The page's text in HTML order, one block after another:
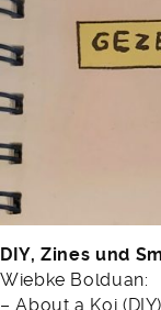
DIY, Zines und
Wiebke Bolduan:
– About a Koi